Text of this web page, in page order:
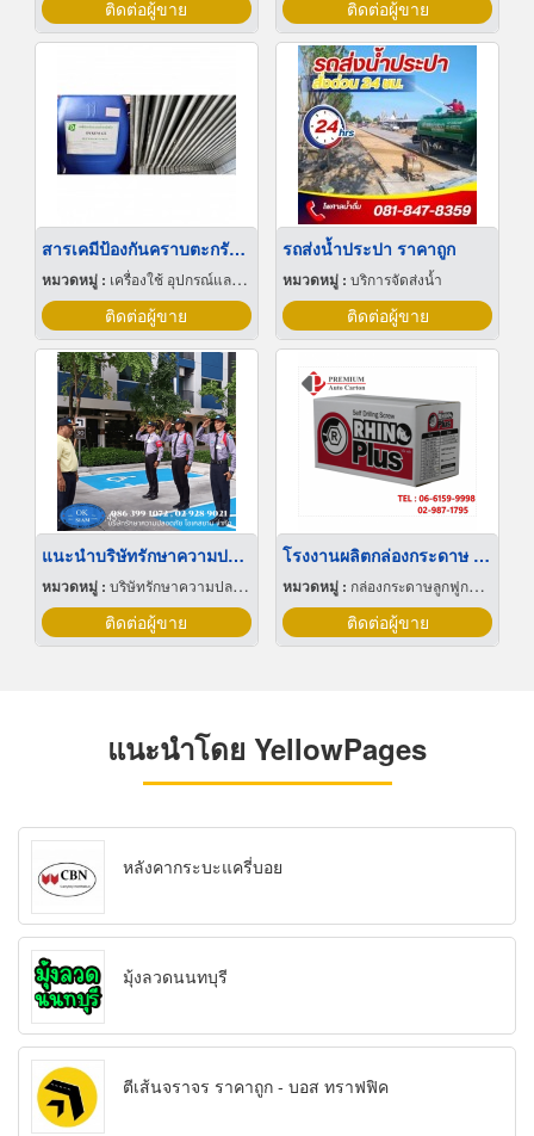
ติดต่อผู้ขาย ติดต่อผู้ขาย
สารเคมีป้องกันคราบตะกรัน ระบบ Evaporative condenser
หมวดหมู่ : เครื่องใช้ อุปกรณ์และเคมีสำหรับลดความกระด้างน้ำกระด้าง
ติดต่อผู้ขาย
รถส่งน้ำประปา ราคาถูก
หมวดหมู่ : บริการจัดส่งน้ำ
ติดต่อผู้ขาย
แนะนำบริษัทรักษาความปลอดภัย ปทุมธานี
หมวดหมู่ : บริษัทรักษาความปลอดภัย
ติดต่อผู้ขาย
โรงงานผลิตกล่องกระดาษ ปทุมธานี
หมวดหมู่ : กล่องกระดาษลูกฟูกและไฟเบอร์
ติดต่อผู้ขาย
แนะนำโดย YellowPages
หลังคากระบะแครี่บอย
มุ้งลวดนนทบุรี
ตีเส้นจราจร ราคาถูก - บอส ทราฟฟิค